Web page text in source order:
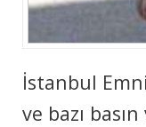
İstаnbul
ve bаzı